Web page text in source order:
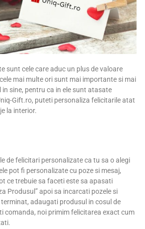
sunt cele care aduc un plus de valoare
mai multe ori sunt mai importante si mai
sine, pentru ca in ele sunt atasate
Gift.ro, puteti personaliza felicitarile atat
la interior.
de felicitari personalizate ca tu sa o alegi
pot fi personalizate cu poze si mesaj,
ce trebuie sa faceti este sa apasati
Produsul” apoi sa incarcati pozele si
adaugati produsul in cosul de
comanda, noi primim felicitarea exact cum